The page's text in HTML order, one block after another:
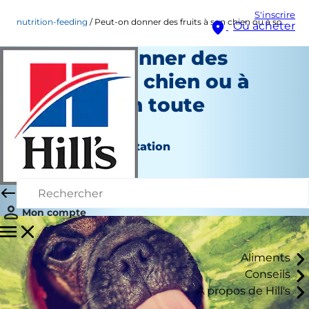
S'inscrire
Où acheter
Mon compte
Aliments
Conseils
À propos de Hill's
nutrition-feeding Peut-on donner des fruits à son chien ou à son chat en toute sécurité ?
Peut-on donner des
fruits à son chien ou à
son chat en toute
sécurité ?
Nutrition et alimentation
Christine O'Brien
Avril 23, 2021